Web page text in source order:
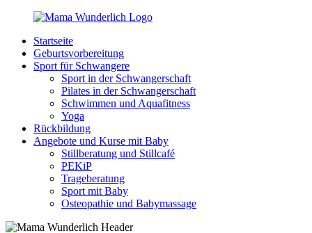
Zurück
Inhalt
MamaWunderlich.de
Mutti
sein
wunderbar!
Startseite
Geburtsvorbereitung
Sport für Schwangere
Sport in der Schwangerschaft
Pilates in der Schwangerschaft
Schwimmen und Aquafitness
Yoga
Rückbildung
Angebote und Kurse mit Baby
Stillberatung und Stillcafé
PEKiP
Trageberatung
Sport mit Baby
Osteopathie und Babymassage